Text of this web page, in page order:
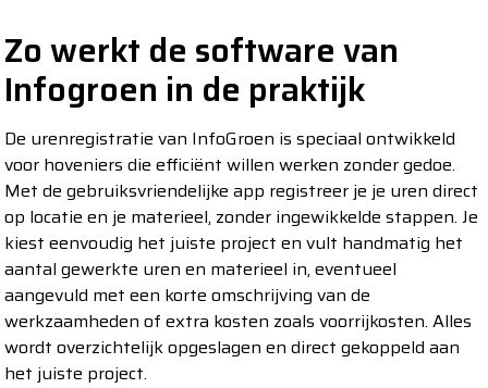
Zo werkt de software van
Infogroen in de praktijk
De urenregistratie van InfoGroen is speciaal ontwikkeld
voor hoveniers die efficiënt willen werken zonder gedoe.
Met de gebruiksvriendelijke app registreer je je uren direct
op locatie en je materieel, zonder ingewikkelde stappen. Je
kiest eenvoudig het juiste project en vult handmatig het
aantal gewerkte uren en materieel in, eventueel
aangevuld met een korte omschrijving van de
werkzaamheden of extra kosten zoals voorrijkosten. Alles
wordt overzichtelijk opgeslagen en direct gekoppeld aan
het juiste project.